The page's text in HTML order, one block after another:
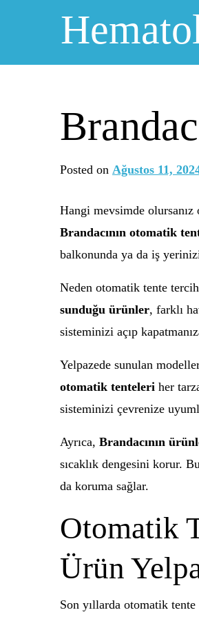
Posted on Ağustos 11,
Hangi mevsimde
Brandacının otomatik
balkonunda ya da iş
Neden otomatik tente
sunduğu ürünler, farklı
sisteminizi açıp
Yelpazede sunulan
otomatik tenteleri her
sisteminizi çevrenize
Ayrıca, Brandacının
sıcaklık dengesini korur.
da koruma sağlar.
Otomatik
Ürün
Son yıllarda otomatik